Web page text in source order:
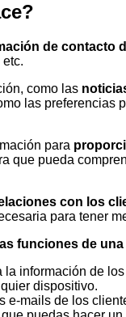
de contacto
como las
las preferencias
para
que pueda
con los
para tener
funciones de
la información de
dispositivo.
e-mails de los